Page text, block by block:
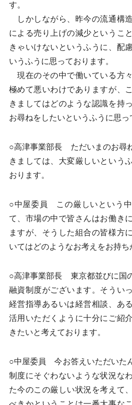
す。
しかしながら、昨今の流通構
による売り上げの減少というこ
きゃいけないというふうに、配
いうふうに思っております。
現在のその中で働いている方
極めて悪いわけでありますが、
きましてはどのような認識を持
お尋ねをしたいというふうに思っ
○高津事業部長 ただいまのお尋
きましては、大変厳しいという
おります。
○中屋委員 この厳しいという
て、市場の中で皆さんはお働き
ますが、そうした組合の皆様方
いてはどのようなお考えをお持ち
○高津事業部長 東京都並びに国
融資制度がございます。そうい
経営指導あるいは経営相談、あ
活用いただくように十分にご紹
きたいと考えております。
○中屋委員 今お答えいただいた
制度にそぐわないような状況な
た今のこの厳しい状況を考えて